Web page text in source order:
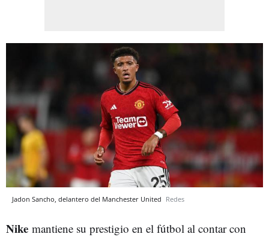
Jadon Sancho, delantero del Manchester United Redes
Nike mantiene su prestigio en el fútbol al contar con